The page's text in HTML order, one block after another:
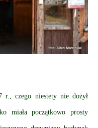
r., czego niestety nie dożył
miała początkowo prosty